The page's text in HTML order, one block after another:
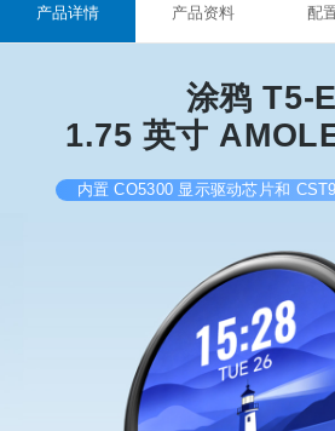
产品详情 产品资料 配
涂鸦 T5-
1.75 英寸
内置 CO5300 显示驱动芯片和